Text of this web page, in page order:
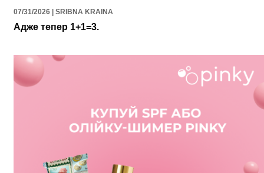
07/31/2026 | SRIBNA KRAINA
Адже тепер 1+1=3.